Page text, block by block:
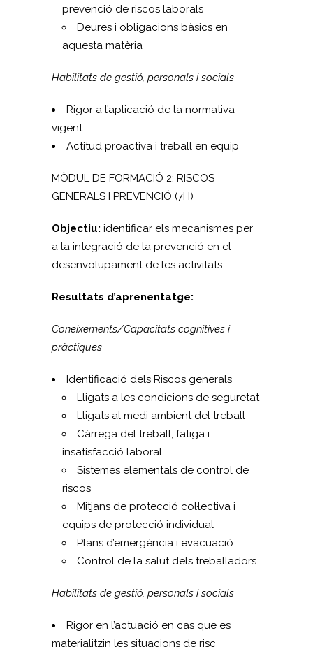
prevenció de riscos laborals
Deures i obligacions bàsics en
aquesta matèria
Habilitats de gestió, personals i socials
Rigor a l’aplicació de la normativa
vigent
Actitud proactiva i treball en equip
MÒDUL DE FORMACIÓ 2: RISCOS
GENERALS I PREVENCIÓ (7H)
Objectiu: identificar els mecanismes per
a la integració de la prevenció en el
desenvolupament de les activitats.
Resultats d’aprenentatge:
Coneixements/Capacitats cognitives i
pràctiques
Identificació dels Riscos generals
Lligats a les condicions de seguretat
Lligats al medi ambient del treball
Càrrega del treball, fatiga i
insatisfacció laboral
Sistemes elementals de control de
riscos
Mitjans de protecció col·lectiva i
equips de protecció individual
Plans d’emergència i evacuació
Control de la salut dels treballadors
Habilitats de gestió, personals i socials
Rigor en l’actuació en cas que es
materialitzin les situacions de risc